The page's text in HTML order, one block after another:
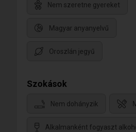
Nem szeretne gyereket
Magyar anyanyelvű
Oroszlán jegyű
Szokások
Nem dohányzik
Alkalmanként fogyaszt